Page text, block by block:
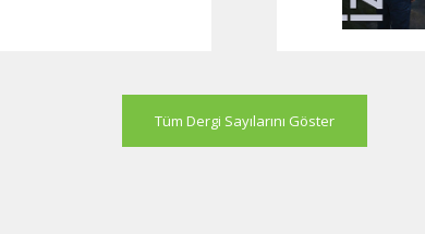
Tüm Dergi Sayılarını Göster